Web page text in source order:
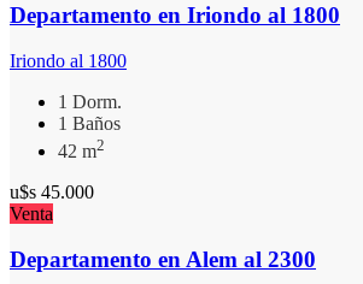
Departamento en Iriondo al 1800
Iriondo al 1800
1 Dorm.
1 Baños
42 m2
u$s 45.000
Venta
Departamento en Alem al 2300